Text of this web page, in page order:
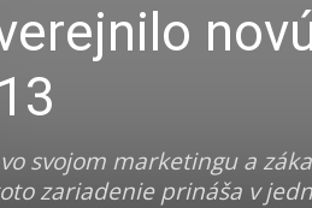
svojom marketingu a
zariadenie prináša v